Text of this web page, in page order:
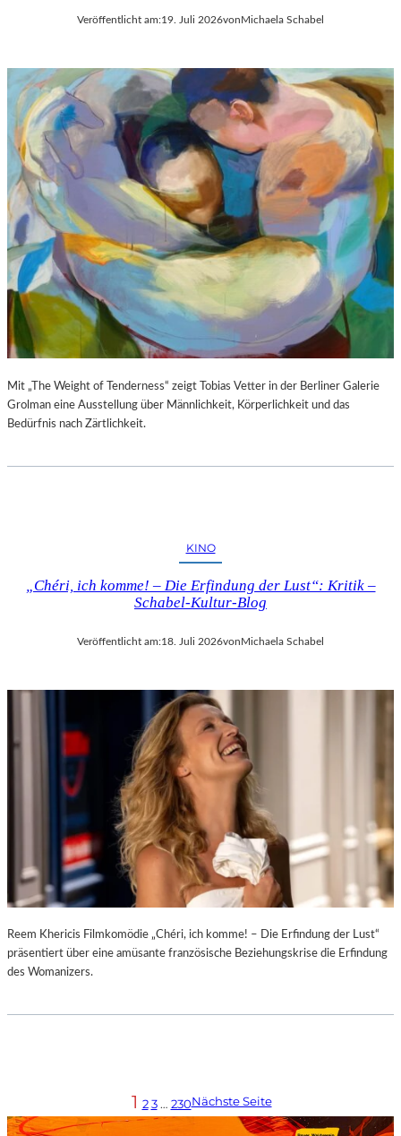
Veröffentlicht am:19. Juli 2026von Michaela Schabel
Mit „The Weight of Tenderness“ zeigt Tobias Vetter in der Berliner Galerie
Grolman eine Ausstellung über Männlichkeit, Körperlichkeit und das
Bedürfnis nach Zärtlichkeit.
KINO
„Chéri, ich komme! – Die Erfindung der Lust“: Kritik –
Schabel-Kultur-Blog
Veröffentlicht am:18. Juli 2026vonMichaela Schabel
Reem Khericis Filmkomödie „Chéri, ich komme! – Die Erfindung der Lust“
präsentiert über eine amüsante französische Beziehungskrise die Erfindung
des Womanizers.
1 2 3 … 230Nächste Seite